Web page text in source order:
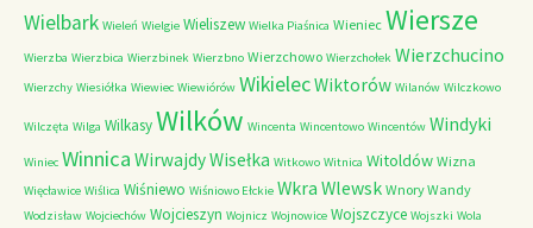
Wielbark Wieleń Wielgie Wieliszew Wielka Piaśnica Wieniec Wiersze
Wierzba Wierzbica Wierzbinek Wierzbno Wierzchowo Wierzchołek Wierzchucino
Wierzchy Wiesiółka Wiewiec Wiewiórów WikielecWiktorów Wilanów Wilczkowo
Wilczęta Wilga WilkasyWilków Wincenta Wincentowo Wincentów Windyki
Winiec Winnica WirwajdyWisełka Witkowo Witnica Witoldów Wizna
Więcławice Wiślica Wiśniewo Wiśniowo Ełckie Wkra Wlewsk Wnory Wandy
Wodzisław Wojciechów Wojcieszyn Wojnicz Wojnowice Wojszczyce Wojszki Wola